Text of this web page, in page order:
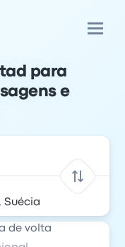
para
e
de volta